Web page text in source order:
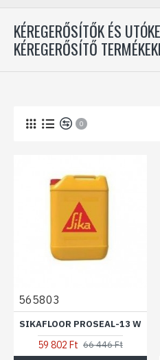
KÉREGERŐSÍTŐK ÉS
KÉREGERŐSÍTŐ
0
565803
SIKAFLOOR PROSEAL-13 W
59 802 Ft 66 446 Ft